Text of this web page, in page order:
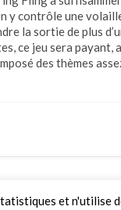
y contrôle une
la sortie de plus
ce jeu sera payant,
des thèmes
et n'utilise